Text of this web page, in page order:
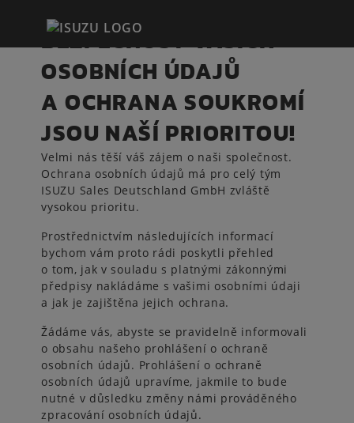
­­­BEZPEČNOST VAŠICH
OSOBNÍCH ÚDAJŮ
A OCHRANA SOUKROMÍ
JSOU NAŠÍ PRIORITOU!
Velmi nás těší váš zájem o naši společnost.
Ochrana osobních údajů má pro celý tým
ISUZU Sales Deutschland GmbH zvláště
vysokou prioritu.
Prostřednictvím následujících informací
bychom vám proto rádi poskytli přehled
o tom, jak v souladu s platnými zákonnými
předpisy nakládáme s vašimi osobními údaji
a jak je zajištěna jejich ochrana.
Žádáme vás, abyste se pravidelně informovali
o obsahu našeho prohlášení o ochraně
osobních údajů. Prohlášení o ochraně
osobních údajů upravíme, jakmile to bude
nutné v důsledku změny námi prováděného
zpracování osobních údajů.